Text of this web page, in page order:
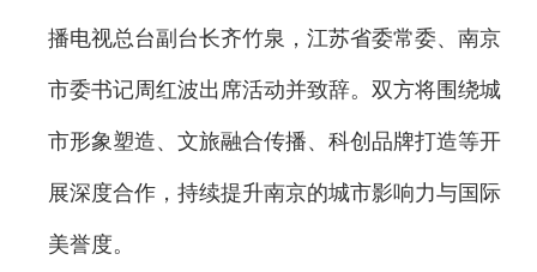
播电视总台副台长齐竹泉，江苏省委常委、南京
市委书记周红波出席活动并致辞。双方将围绕城
市形象塑造、文旅融合传播、科创品牌打造等开
展深度合作，持续提升南京的城市影响力与国际
美誉度。